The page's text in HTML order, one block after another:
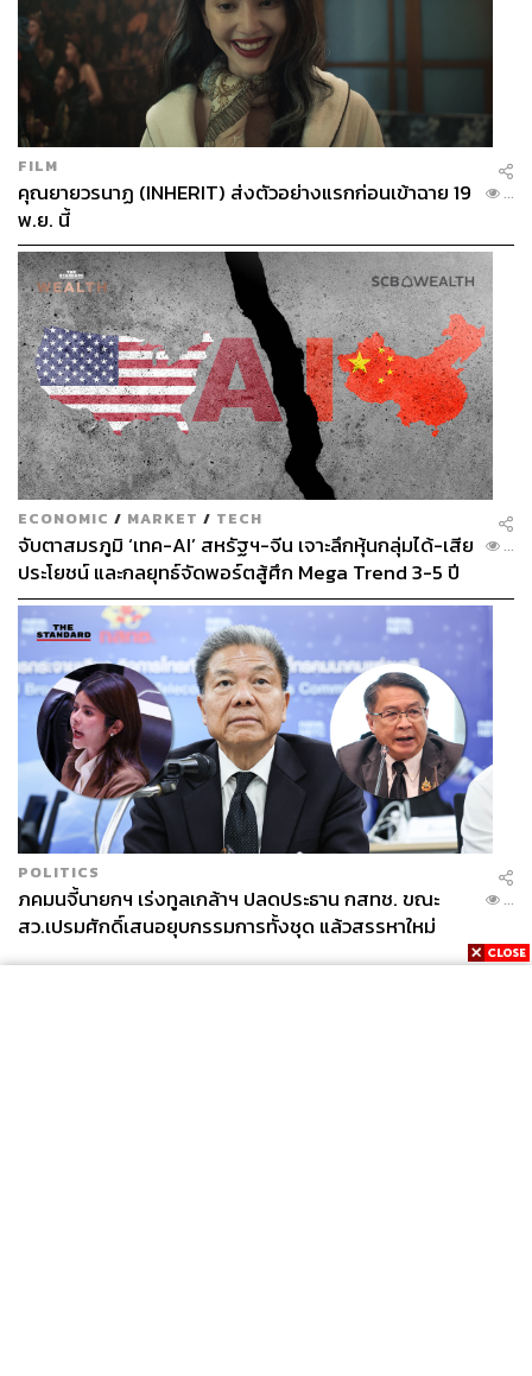
FILM
คุณยายวรนาฏ (INHERIT) ส่งตัวอย่างแรกก่อนเข้าฉาย 19
พ.ย. นี้
...
ECONOMIC / MARKET / TECH
จับตาสมรภูมิ ‘เทค-AI’ สหรัฐฯ-จีน เจาะลึกหุ้นกลุ่มได้-เสีย
ประโยชน์ และกลยุทธ์จัดพอร์ตสู้ศึก Mega Trend 3-5 ปี
ข้างหน้า
...
POLITICS
ภคมนจี้นายกฯ เร่งทูลเกล้าฯ ปลดประธาน กสทช. ขณะ
สว.เปรมศักดิ์เสนอยุบกรรมการทั้งชุด แล้วสรรหาใหม่
...